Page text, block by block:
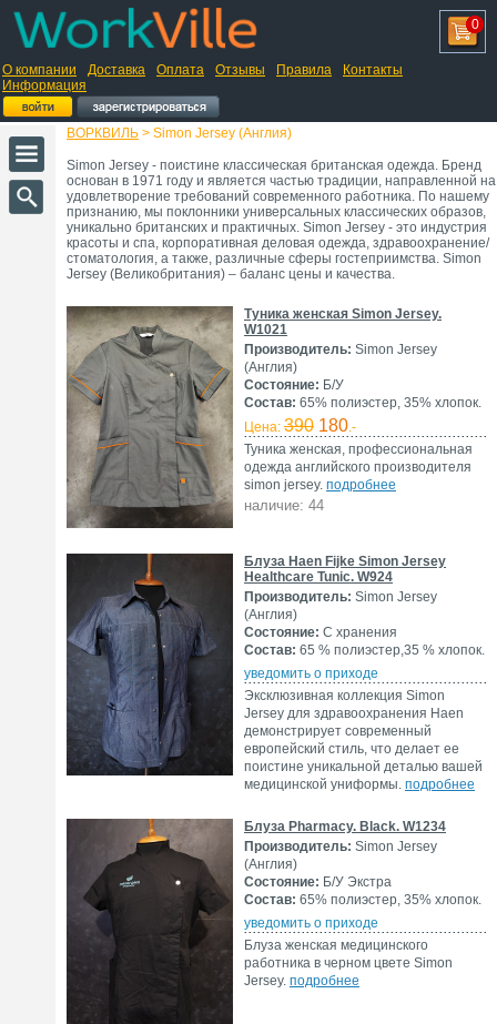
О компании Доставка Оплата Отзывы Правила
Контакты
Информация
0
ВОРКВИЛЬ > Simon Jersey (Англия)
Simon Jersey - поистине классическая британская одежда. Бренд
основан в 1971 году и является частью традиции, направленной на
удовлетворение требований современного работника. По нашему
признанию, мы поклонники универсальных классических образов,
уникально британских и практичных. Simon Jersey - это индустрия
красоты и спа, корпоративная деловая одежда, здравоохранение/
стоматология, а также, различные сферы гостеприимства. Simon
Jersey (Великобритания) – баланс цены и качества.
Туника женская Simon Jersey.
W1021
Производитель: Simon Jersey
(Англия)
Состояние: Б/У
Состав: 65% полиэстер, 35% хлопок.
Цена: 390 180.-
Туника женская, профессиональная
одежда английского производителя
simon jersey. подробнее
наличие: 44
Блуза Haen Fijke Simon Jersey
Healthcare Tunic. W924
Производитель: Simon Jersey
(Англия)
Состояние: С хранения
Состав: 65 % полиэстер,35 % хлопок.
уведомить о приходе
Эксклюзивная коллекция Simon
Jersey для здравоохранения Haen
демонстрирует современный
европейский стиль, что делает ее
поистине уникальной деталью вашей
медицинской униформы. подробнее
Блуза Pharmacy. Black. W1234
Производитель: Simon Jersey
(Англия)
Состояние: Б/У Экстра
Состав: 65% полиэстер, 35% хлопок.
уведомить о приходе
Блуза женская медицинского
работника в черном цвете Simon
Jersey. подробнее